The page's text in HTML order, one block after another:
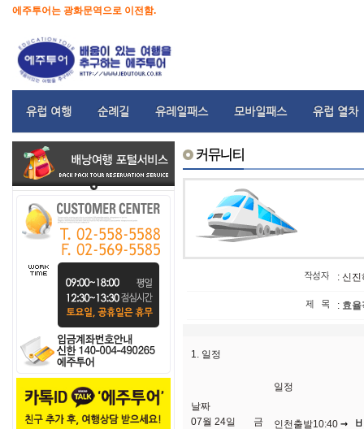
에주투어는 광화문역으로 이전함.
유럽 여행 순례길 유레일패스 모바일패스 유럽 열차
: 신진
: 효
1. 일정
날짜
일정
07월 24일 금 인천출발10:40 →